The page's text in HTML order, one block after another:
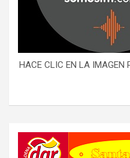
HACE CLIC EN LA IMAGEN